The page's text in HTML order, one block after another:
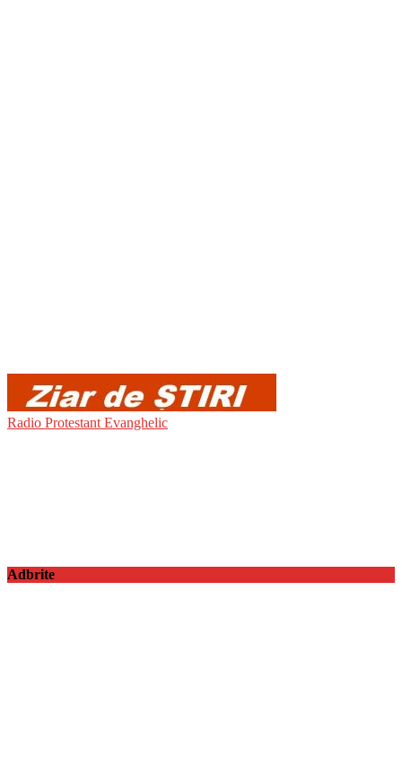
Radio Protestant Evanghelic
Adbrite